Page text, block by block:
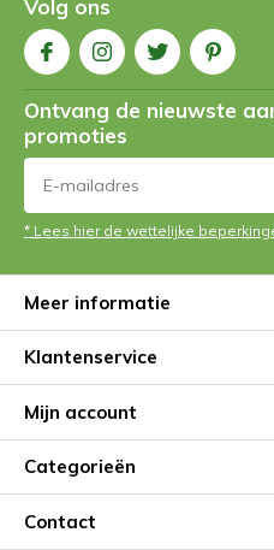
Volg ons
Ontvang de nieuwste
promoties
* Lees hier de wettelijke
Meer informatie
Klantenservice
Mijn account
Categorieën
Contact